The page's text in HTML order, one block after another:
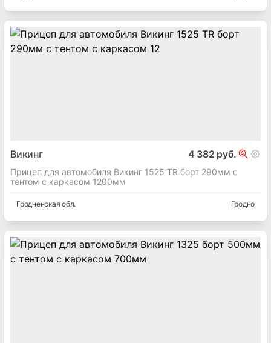
Викинг 4 382 руб.
Прицеп для автомобиля Викинг 1525 TR борт 290мм с
тентом с каркасом 1200мм
Гродненская обл. Гродно